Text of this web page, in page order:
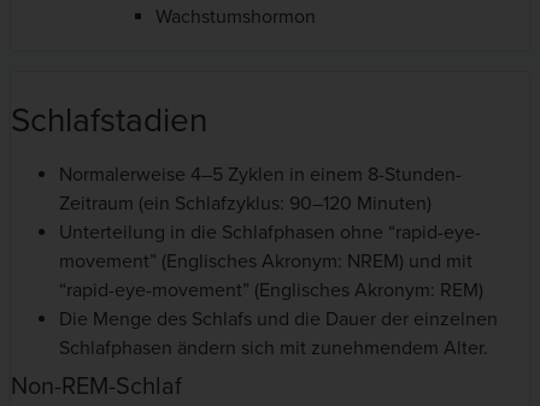
Wachstumshormon
Schlafstadien
Normalerweise 4–5 Zyklen in einem 8-Stunden-
Zeitraum (ein Schlafzyklus: 90–120 Minuten)
Unterteilung in die Schlafphasen ohne “rapid-eye-
movement” (Englisches Akronym: NREM) und mit
“rapid-eye-movement” (Englisches Akronym: REM)
Die Menge des Schlafs und die Dauer der einzelnen
Schlafphasen ändern sich mit zunehmendem Alter.
Non-REM-Schlaf